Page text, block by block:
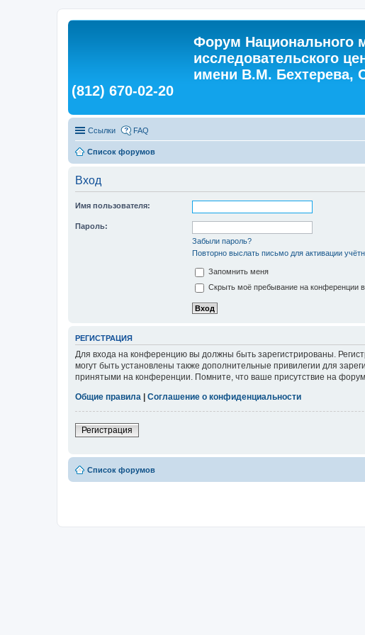
Форум Национального
исследовательского
имени В.М. Бехтерева,
(812) 670-02-20
Ссылки FAQ
Список форумов
Вход
Имя пользователя:
Пароль:
Забыли пароль?
Повторно выслать письмо для активации
Запомнить меня
Скрыть моё пребывание на конференции в
РЕГИСТРАЦИЯ
Для входа на конференцию вы должны быть зарегистрированы.
могут быть установлены также дополнительные привилегии для
принятыми на конференции. Помните, что ваше присутствие на
Общие правила
Соглашение о конфиденциальности
Регистрация
Список форумов